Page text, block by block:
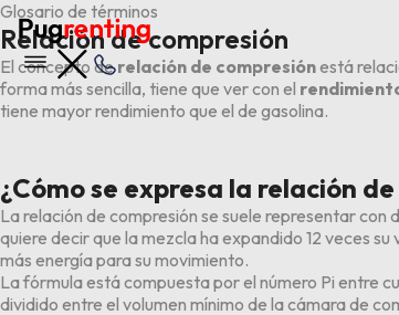
Glosario de términos
Relación de compresión
El concepto derelación de compresiónestá
forma más sencilla, tiene que ver con el
tiene mayor rendimiento que el de gasolina.
¿Cómo se expresa la relación
La relación de compresión se suele representar con
quiere decir que la mezcla ha expandido 12 veces
más energía para su movimiento.
La fórmula está compuesta por el número Pi entre
dividido entre el volumen mínimo de la cámara de